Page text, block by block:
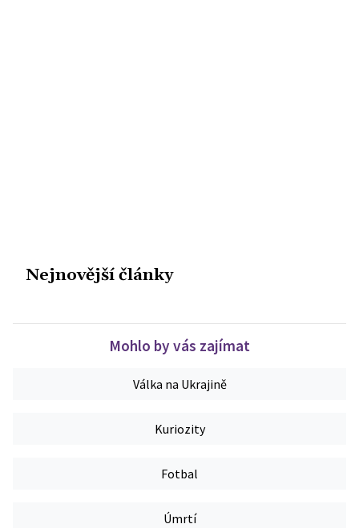
Nejnovější články
Mohlo by vás zajímat
Válka na Ukrajině
Kuriozity
Fotbal
Úmrtí